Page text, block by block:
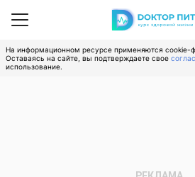
На информационном ресурсе применяются cookie-
Оставаясь на сайте, вы подтверждаете свое
использование.